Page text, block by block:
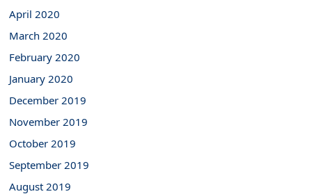
April 2020
March 2020
February 2020
January 2020
December 2019
November 2019
October 2019
September 2019
August 2019